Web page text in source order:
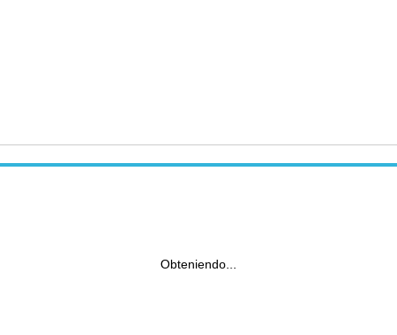
Obteniendo...